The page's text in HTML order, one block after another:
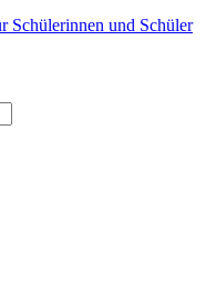
Schülerinnen und Schüler